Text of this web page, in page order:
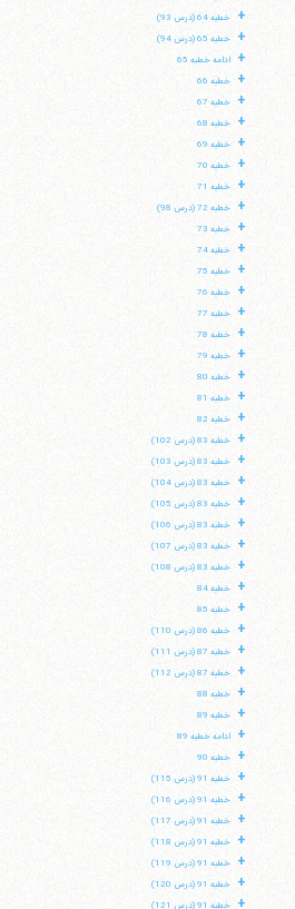
+ خطبه 64 (درس 93)
+ خطبه 65 (درس 94)
+ ادامه خطبه 65
+ خطبه 66
+ خطبه 67
+ خطبه 68
+ خطبه 69
+ خطبه 70
+ خطبه 71
+ خطبه 72 (درس 98)
+ خطبه 73
+ خطبه 74
+ خطبه 75
+ خطبه 76
+ خطبه 77
+ خطبه 78
+ خطبه 79
+ خطبه 80
+ خطبه 81
+ خطبه 82
+ خطبه 83 (درس 102)
+ خطبه 83 (درس 103)
+ خطبه 83 (درس 104)
+ خطبه 83 (درس 105)
+ خطبه 83 (درس 106)
+ خطبه 83 (درس 107)
+ خطبه 83 (درس 108)
+ خطبه 84
+ خطبه 85
+ خطبه 86 (درس 110)
+ خطبه 87 (درس 111)
+ خطبه 87 (درس 112)
+ خطبه 88
+ خطبه 89
+ ادامه خطبه 89
+ خطبه 90
+ خطبه 91 (درس 115)
+ خطبه 91 (درس 116)
+ خطبه 91 (درس 117)
+ خطبه 91 (درس 118)
+ خطبه 91 (درس 119)
+ خطبه 91 (درس 120)
+ خطبه 91 (درس 121)